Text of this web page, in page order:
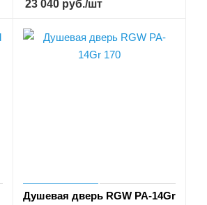
23 040руб./шт
Душевая дверь RGW PA-14Gr